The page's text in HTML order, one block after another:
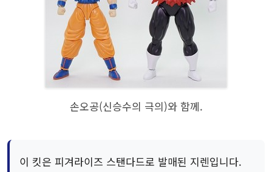
손오공(신승수의 극의)와 함께.
이 킷은 피겨라이즈 스탠다드로 발매된 지렌입니다.